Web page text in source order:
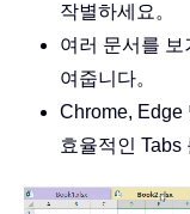
작별하세요。
여러 문서를
여줍니다。
Chrome, Edge
효율적인 Tabs